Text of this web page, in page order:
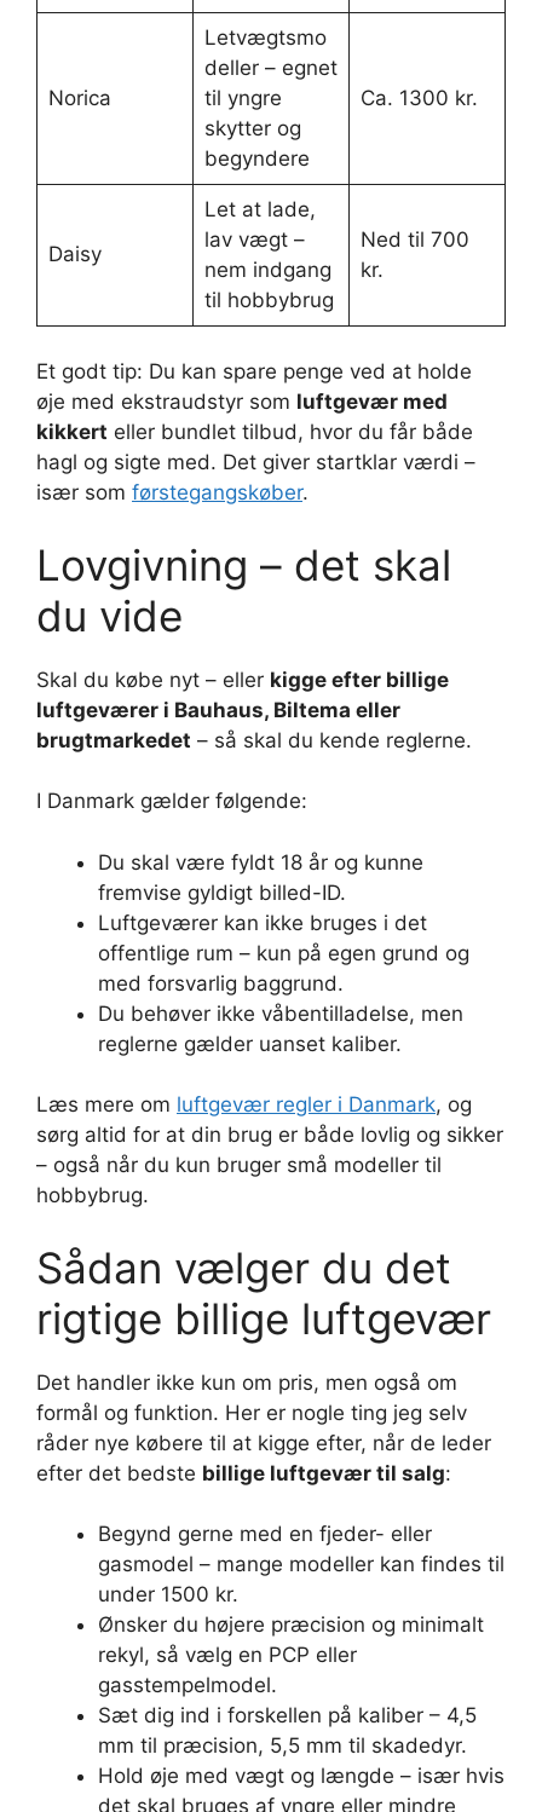
Norica
Letvægtsmo
deller – egnet
til yngre
skytter og
begyndere
Ca. 1300 kr.
Daisy
Let at lade,
lav vægt –
nem indgang
til hobbybrug
Ned til 700
kr.
Et godt tip: Du kan spare penge ved at holde
øje med ekstraudstyr som luftgevær med
kikkert eller bundlet tilbud, hvor du får både
hagl og sigte med. Det giver startklar værdi –
især som førstegangskøber.
Lovgivning – det skal
du vide
Skal du købe nyt – eller kigge efter billige
luftgeværer i Bauhaus, Biltema eller
brugtmarkedet – så skal du kende reglerne.
I Danmark gælder følgende:
Du skal være fyldt 18 år og kunne
fremvise gyldigt billed-ID.
Luftgeværer kan ikke bruges i det
offentlige rum – kun på egen grund og
med forsvarlig baggrund.
Du behøver ikke våbentilladelse, men
reglerne gælder uanset kaliber.
Læs mere om luftgevær regler i Danmark, og
sørg altid for at din brug er både lovlig og sikker
– også når du kun bruger små modeller til
hobbybrug.
Sådan vælger du det
rigtige billige luftgevær
Det handler ikke kun om pris, men også om
formål og funktion. Her er nogle ting jeg selv
råder nye købere til at kigge efter, når de leder
efter det bedste billige luftgevær til salg:
Begynd gerne med en fjeder- eller
gasmodel – mange modeller kan findes til
under 1500 kr.
Ønsker du højere præcision og minimalt
rekyl, så vælg en PCP eller
gasstempelmodel.
Sæt dig ind i forskellen på kaliber – 4,5
mm til præcision, 5,5 mm til skadedyr.
Hold øje med vægt og længde – især hvis
det skal bruges af yngre eller mindre